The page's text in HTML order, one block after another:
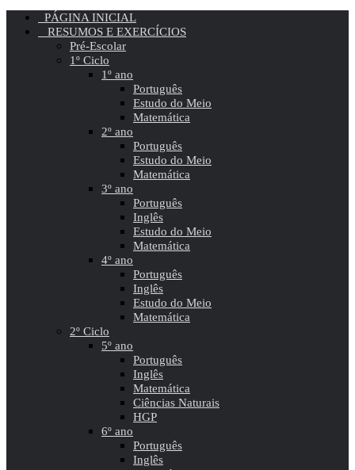
PÁGINA INICIAL
RESUMOS E EXERCÍCIOS
Pré-Escolar
1º Ciclo
1º ano
Português
Estudo do Meio
Matemática
2º ano
Português
Estudo do Meio
Matemática
3º ano
Português
Inglês
Estudo do Meio
Matemática
4º ano
Português
Inglês
Estudo do Meio
Matemática
2º Ciclo
5º ano
Português
Inglês
Matemática
Ciências Naturais
HGP
6º ano
Português
Inglês